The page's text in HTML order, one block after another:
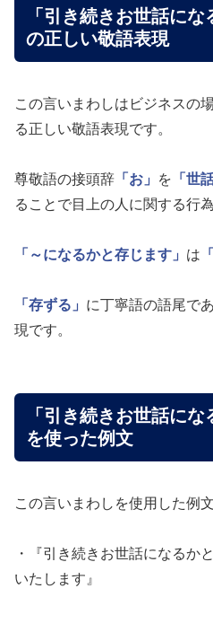
「引き続きお世話にな
の正しい敬語表現
この言いまわしはビジネスの
る正しい敬語表現です。
尊敬語の接頭辞 「お」 を 「世
ることで目上の人に関する行
「～になるかと存じます」 は
「存ずる」 に丁寧語の語尾で
現です。
「引き続きお世話にな
を使った例文
この言いまわしを使用した例
・『引き続きお世話になるか
いたします』